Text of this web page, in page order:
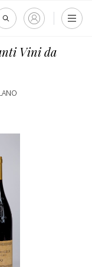
Vini da